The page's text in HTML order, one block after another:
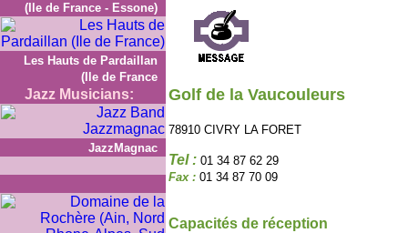
(Ile de France - Essone)
Les Hauts de Pardaillan
(Ile de France
Jazz Musicians:
JazzMagnac
Golf de la Vaucouleurs
78910 CIVRY LA FORET
Tel : 01 34 87 62 29
Fax : 01 34 87 70 09
Capacités de réception